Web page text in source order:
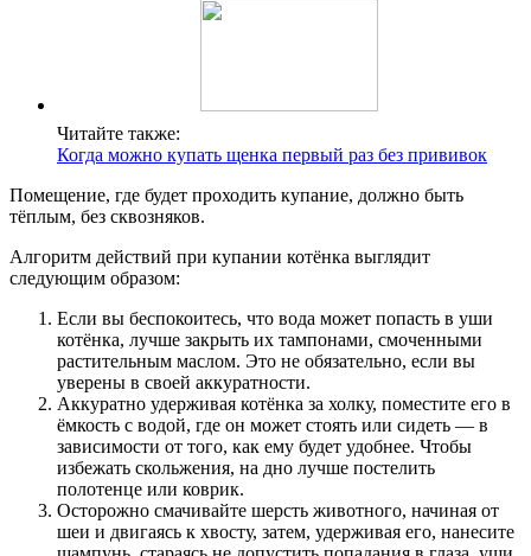
Читайте также:
Когда можно купать щенка первый раз без прививок
Помещение, где будет проходить купание, должно быть
тёплым, без сквозняков.
Алгоритм действий при купании котёнка выглядит
следующим образом:
Если вы беспокоитесь, что вода может попасть в уши
котёнка, лучше закрыть их тампонами, смоченными
растительным маслом. Это не обязательно, если вы
уверены в своей аккуратности.
Аккуратно удерживая котёнка за холку, поместите его в
ёмкость с водой, где он может стоять или сидеть — в
зависимости от того, как ему будет удобнее. Чтобы
избежать скольжения, на дно лучше постелить
полотенце или коврик.
Осторожно смачивайте шерсть животного, начиная от
шеи и двигаясь к хвосту, затем, удерживая его, нанесите